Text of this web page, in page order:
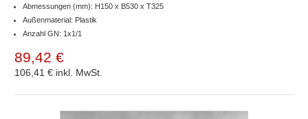
Abmessungen (mm): H150 x B530 x T325
Außenmaterial: Plastik
Anzahl GN: 1x1/1
89,42 €
106,41 € inkl. MwSt.